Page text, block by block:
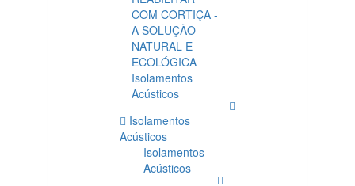
COM CORTIÇA -
A SOLUÇÃO
NATURAL E
ECOLÓGICA
Isolamentos
Acústicos
Isolamentos
Acústicos
Isolamentos
Acústicos